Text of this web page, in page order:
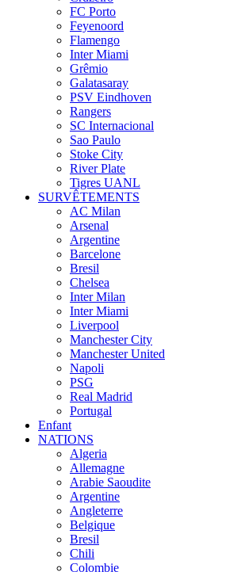
FC Porto
Feyenoord
Flamengo
Inter Miami
Grêmio
Galatasaray
PSV Eindhoven
Rangers
SC Internacional
Sao Paulo
Stoke City
River Plate
Tigres UANL
SURVÊTEMENTS
AC Milan
Arsenal
Argentine
Barcelone
Bresil
Chelsea
Inter Milan
Inter Miami
Liverpool
Manchester City
Manchester United
Napoli
PSG
Real Madrid
Portugal
Enfant
NATIONS
Algeria
Allemagne
Arabie Saoudite
Argentine
Angleterre
Belgique
Bresil
Chili
Colombie